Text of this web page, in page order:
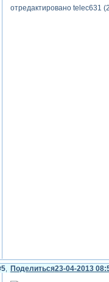
отредактировано telec631
Поделиться
5 23-04-2013